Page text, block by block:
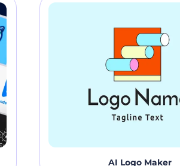
AI Logo Maker